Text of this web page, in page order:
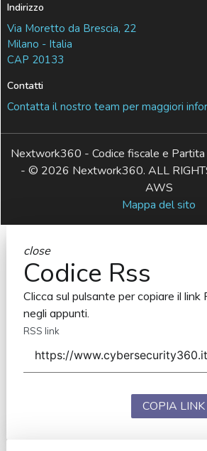
Indirizzo
Via Moretto da Brescia, 22
Milano - Italia
CAP 20133
Contatti
Contatta il nostro team per maggiori
Nextwork360 - Codice fiscale e
- © 2026 Nextwork360. ALL
AWS
Mappa del sito
close
Codice Rss
Clicca sul pulsante per copiare il link
negli appunti.
RSS link
COPIA LINK